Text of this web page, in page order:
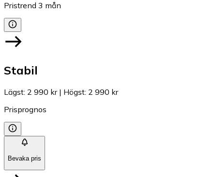
Pristrend 3 mån
Stabil
Lägst: 2 990 kr| Högst: 2 990 kr
Prisprognos
Bevaka pris